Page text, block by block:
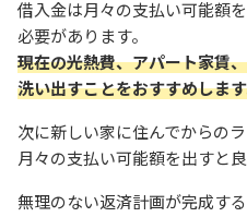
借入金は月々の支払い可能額
必要があります。
現在の光熱費、アパート家賃
洗い出すことをおすすめしま
次に新しい家に住んでからの
月々の支払い可能額を出すと良
無理のない返済計画が完成す